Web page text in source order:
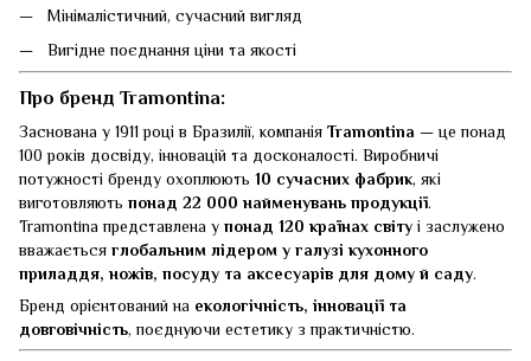
Мінімалістичний, сучасний вигляд
Вигідне поєднання ціни та якості
Про бренд Tramontina:
Заснована у 1911 році в Бразилії, компанія Tramontina — це понад
100 років досвіду, інновацій та досконалості. Виробничі
потужності бренду охоплюють 10 сучасних фабрик, які
виготовляють понад 22 000 найменувань продукції.
Tramontina представлена у понад 120 країнах світу і заслужено
вважається глобальним лідером у галузі кухонного
приладдя, ножів, посуду та аксесуарів для дому й саду.
Бренд орієнтований на екологічність, інновації та
довговічність, поєднуючи естетику з практичністю.